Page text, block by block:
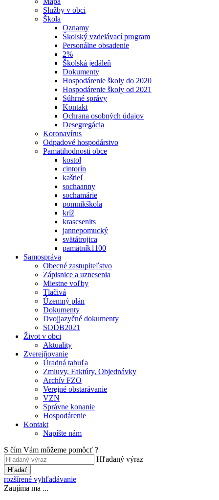
Služby v obci
Škola
Oznamy
Školský vzdelávací program
Personálne obsadenie
2%
Školská jedáleň
Dokumenty
Hospodárenie školy do 2020
Hospodárenie školy od 2021
Súhrné správy
Kontakt
Ochrana osobných údajov
Desegregácia
Koronavírus
Odpadové hospodárstvo
Pamätihodnosti obce
kostol
cintorín
kaštieľ
sochaanny
sochamárie
pomnikškola
kríž
krascsenits
jannepomucký
svätátrojica
pamätník1100
Samospráva
Obecné zastupiteľstvo
Zápisnice a uznesenia
Miestne voľby
Tlačivá
Územný plán
Dokumenty
Dvojjazyčné dokumenty
SODB2021
Život v obci
Aktuality
Zverejňovanie
Úradná tabuľa
Zmluvy, Faktúry, Objednávky
Archív FZO
Verejné obstarávanie
VZN
Správne konanie
Hospodárenie
Kontakt
Napíšte nám
S čím Vám môžeme pomôcť ?
Hľadaný výraz
Hľadať
rozšírené vyhľadávanie
Zaujíma ma ...